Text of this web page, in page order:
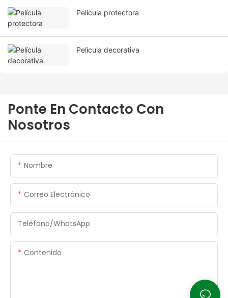
Película protectora
Película decorativa
Ponte En Contacto Con
Nosotros
Nombre
Correo Electrónico
Teléfono/WhatsApp
Contenido